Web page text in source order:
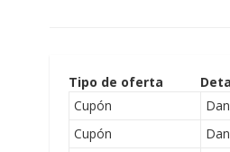
Tipo de oferta
Cupón
Cupón